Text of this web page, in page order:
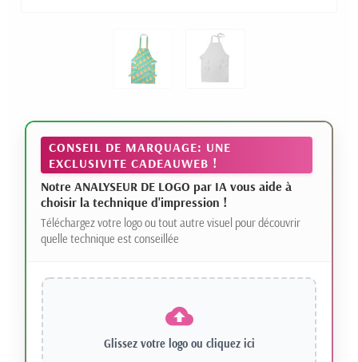
CONSEIL DE MARQUAGE: UNE
EXCLUSIVITE CADEAUWEB !
Notre ANALYSEUR DE LOGO par IA vous aide à
choisir la technique d'impression !
Téléchargez votre logo ou tout autre visuel pour découvrir
quelle technique est conseillée
Glissez votre logo ou cliquez ici